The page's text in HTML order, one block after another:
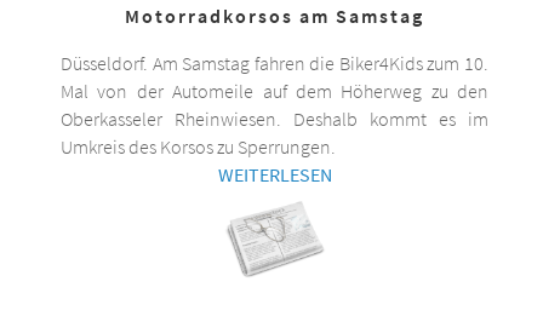
Motorradkorsos am Samstag
Düsseldorf. Am Samstag fahren die Biker4Kids zum 10.
Mal von der Automeile auf dem Höherweg zu den
Oberkasseler Rheinwiesen. Deshalb kommt es im
Umkreis des Korsos zu Sperrungen.
WEITERLESEN